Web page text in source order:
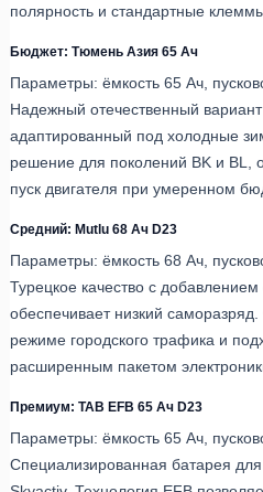
полярность и стандартные
Бюджет: Тюмень Азия 65 Ач
Параметры: ёмкость 65 Ач,
Надежный отечественный
адаптированный под холодные
решение для поколений BK и BL,
пуск двигателя при умеренном
Средний: Mutlu 68 Ач D23
Параметры: ёмкость 68 Ач,
Турецкое качество с
обеспечивает низкий
режиме городского трафика и
расширенным пакетом
Премиум: TAB EFB 65 Ач D23
Параметры: ёмкость 65 Ач,
Специализированная батарея